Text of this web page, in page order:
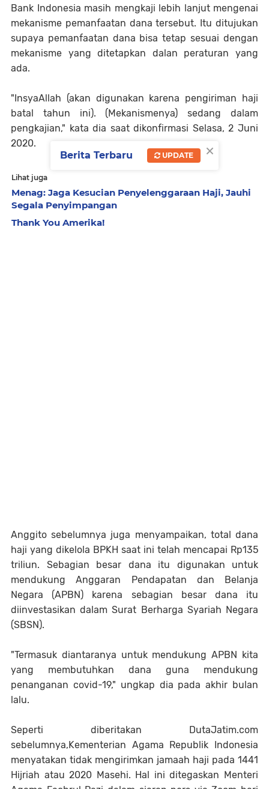
Bank Indonesia masih mengkaji lebih lanjut mengenai
mekanisme pemanfaatan dana tersebut. Itu ditujukan
supaya pemanfaatan dana bisa tetap sesuai dengan
mekanisme yang ditetapkan dalan peraturan yang
ada.
"InsyaAllah (akan digunakan karena pengiriman haji
batal tahun ini). (Mekanismenya) sedang dalam
pengkajian," kata dia saat dikonfirmasi Selasa, 2 Juni
2020.
Lihat juga
Menag: Jaga Kesucian Penyelenggaraan Haji, Jauhi
Segala Penyimpangan
Thank You Amerika!
Anggito sebelumnya juga menyampaikan, total dana
haji yang dikelola BPKH saat ini telah mencapai Rp135
triliun. Sebagian besar dana itu digunakan untuk
mendukung Anggaran Pendapatan dan Belanja
Negara (APBN) karena sebagian besar dana itu
diinvestasikan dalam Surat Berharga Syariah Negara
(SBSN).
"Termasuk diantaranya untuk mendukung APBN kita
yang membutuhkan dana guna mendukung
penanganan covid-19," ungkap dia pada akhir bulan
lalu.
Seperti diberitakan DutaJatim.com
sebelumnya,Kementerian Agama Republik Indonesia
menyatakan tidak mengirimkan jamaah haji pada 1441
Hijriah atau 2020 Masehi. Hal ini ditegaskan Menteri
×
Berita Terbaru UPDATE